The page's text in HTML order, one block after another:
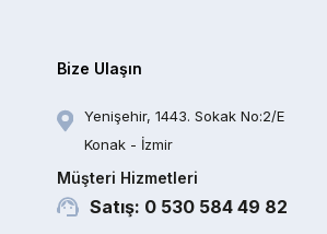
Bize Ulaşın
Yenişehir, 1443. Sokak No:2/E
Konak - İzmir
Müşteri Hizmetleri
Satış: 0 530 584 49 82